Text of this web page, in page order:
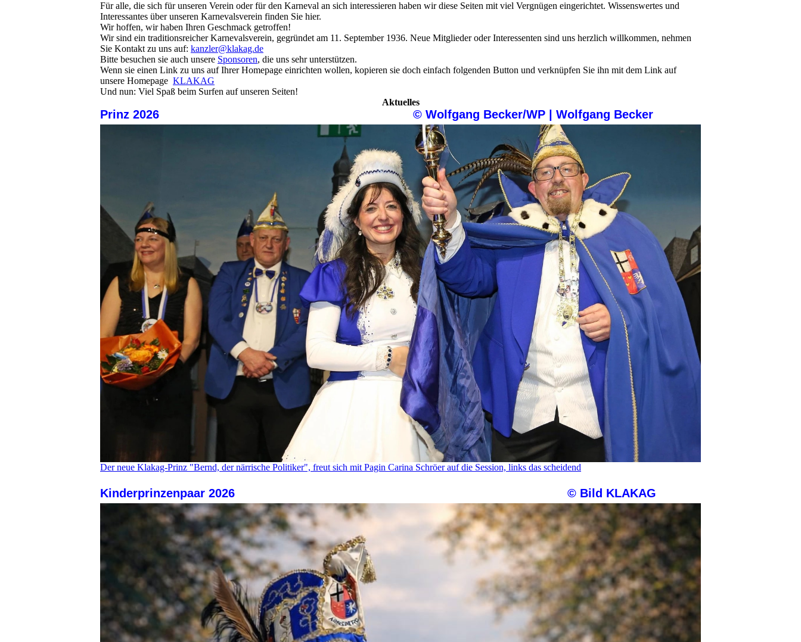
Für alle, die sich für unseren Verein oder für den Karneval an sich interessieren haben wir diese Seiten mit viel Vergnügen eingerichtet. Wissenswertes und
Interessantes über unseren Karnevalsverein finden Sie hier.
Wir hoffen, wir haben Ihren Geschmack getroffen!
Wir sind ein traditionsreicher Karnevalsverein, gegründet am 11. September 1936. Neue Mitglieder oder Interessenten sind uns herzlich willkommen, nehmen
Sie Kontakt zu uns auf: kanzler@klakag.de
Bitte besuchen sie auch unsere Sponsoren, die uns sehr unterstützen.
Wenn sie einen Link zu uns auf Ihrer Homepage einrichten wollen, kopieren sie doch einfach folgenden Button und verknüpfen Sie ihn mit dem Link auf
unsere Homepage KLAKAG
Und nun: Viel Spaß beim Surfen auf unseren Seiten!
Aktuelles
Prinz 2026 © Wolfgang Becker/WP | Wolfgang Becker
Der neue Klakag-Prinz "Bernd, der närrische Politiker", freut sich mit Pagin Carina Schröer auf die Session, links das scheidend
Kinderprinzenpaar 2026 © Bild KLAKAG